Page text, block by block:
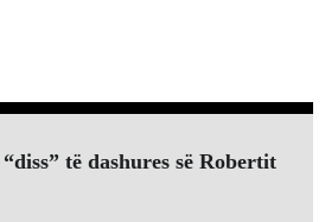
të dashures së Robertit